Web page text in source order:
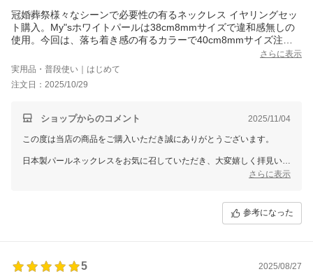
また機会がございましたら当店をよろしくお願いいたします。
冠婚葬祭様々なシーンで必要性の有るネックレス イヤリングセッ
ト購入。My"sホワイトパールは38cm8mmサイズで違和感無しの
使用。今回は、落ち着き感の有るカラーで40cm8mmサイズ注文
して見ました！ネックレス イヤリングどちらもブラックパール寄
りのグレーパールで素敵です！！取り外しも簡単でgood◎大切に
愛用保管見越しレビューします…
保証延長本当に助かります！！
さらに表示
実用品・普段使い｜はじめて
注文日：2025/10/29
ショップからのコメント 2025/11/04
この度は当店の商品をご購入いただき誠にありがとうございます。
日本製パールネックレスをお気に召していただき、大変嬉しく拝見いた
ネックレス・イヤリングともに、冠婚葬祭をはじめさまざまなシーンで
さらに表示
参考になった
5
2025/08/27